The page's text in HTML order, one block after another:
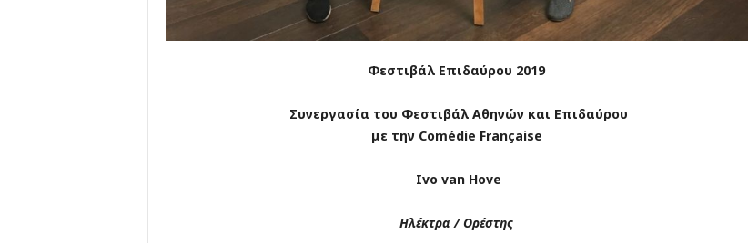
Φεστιβάλ Επιδαύρου 2019
Συνεργασία του Φεστιβάλ Αθηνών και Επιδαύρου
με την Comédie Française
Ivo van Hove
Ηλέκτρα / Ορέστης